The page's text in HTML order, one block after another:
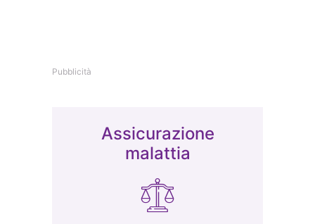
Pubblicità
Assicurazione
malattia